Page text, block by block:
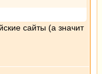
сайты (а значит